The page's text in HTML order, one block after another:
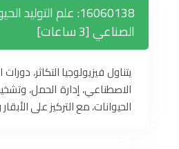
16060138: علم
الصناعي [3 ساعات]
يتناول فيزيولوجيا التكاثر،
الاصطناعي، إدارة الحمل،
الحيوانات، مع التركيز على